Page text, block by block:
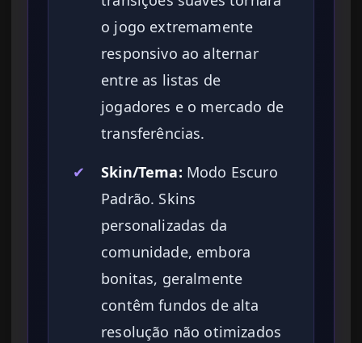
o jogo extremamente
responsivo ao alternar
entre as listas de
jogadores e o mercado de
transferências.
✔
Skin/Tema: Modo Escuro
Padrão. Skins
personalizadas da
comunidade, embora
bonitas, geralmente
contêm fundos de alta
resolução não otimizados